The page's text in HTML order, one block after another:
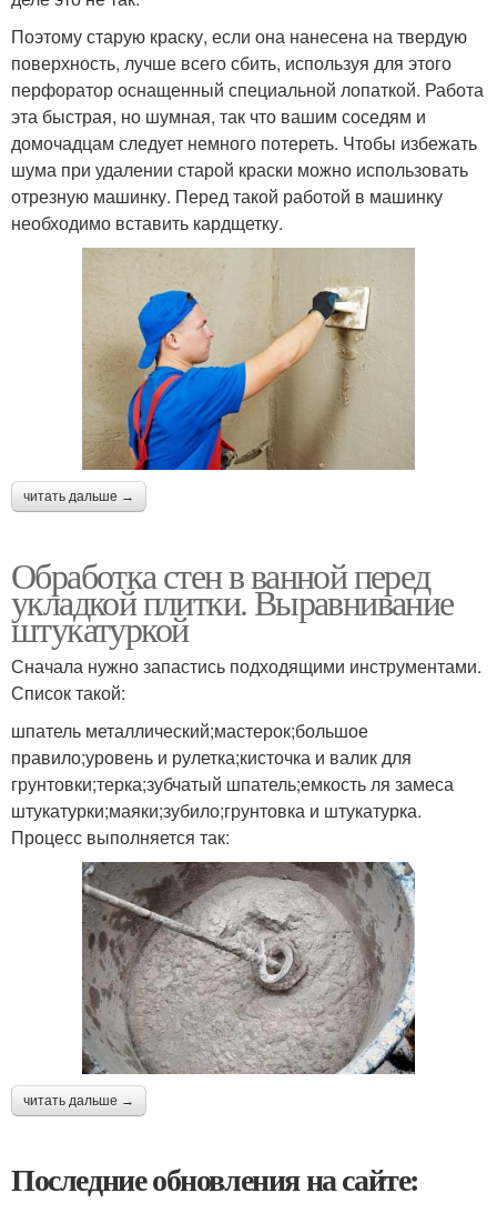
Поэтому старую краску, если она нанесена на твердую
поверхность, лучше всего сбить, используя для этого
перфоратор оснащенный специальной лопаткой. Работа
эта быстрая, но шумная, так что вашим соседям и
домочадцам следует немного потереть. Чтобы избежать
шума при удалении старой краски можно использовать
отрезную машинку. Перед такой работой в машинку
необходимо вставить кардщетку.
читать дальше →
Обработка стен в ванной перед
укладкой плитки. Выравнивание
штукатуркой
Сначала нужно запастись подходящими инструментами.
Список такой:
шпатель металлический;мастерок;большое
правило;уровень и рулетка;кисточка и валик для
грунтовки;терка;зубчатый шпатель;емкость ля замеса
штукатурки;маяки;зубило;грунтовка и штукатурка.
Процесс выполняется так:
читать дальше →
Последние обновления на сайте: